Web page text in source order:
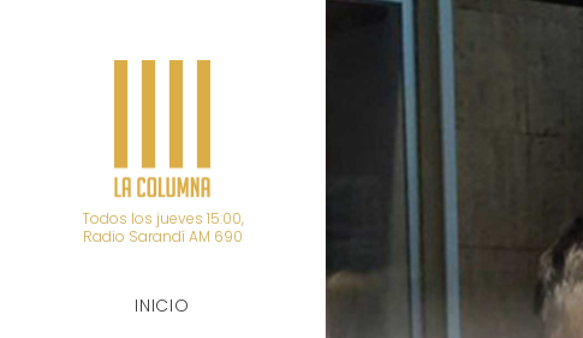
Todos los jueves 15:00,
Radio Sarandí AM 690
INICIO